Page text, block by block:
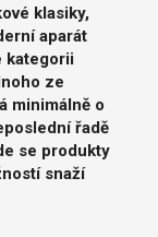
klasiky,
aparát
kategorii
ze
minimálně o
řadě
se produkty
snaží